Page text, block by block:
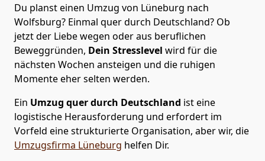
Du planst einen Umzug von Lüneburg nach
Wolfsburg? Einmal quer durch Deutschland? Ob
jetzt der Liebe wegen oder aus beruflichen
Beweggründen, Dein Stresslevel wird für die
nächsten Wochen ansteigen und die ruhigen
Momente eher selten werden.
Ein Umzug quer durch Deutschland ist eine
logistische Herausforderung und erfordert im
Vorfeld eine strukturierte Organisation, aber wir, die
Umzugsfirma Lüneburg helfen Dir.